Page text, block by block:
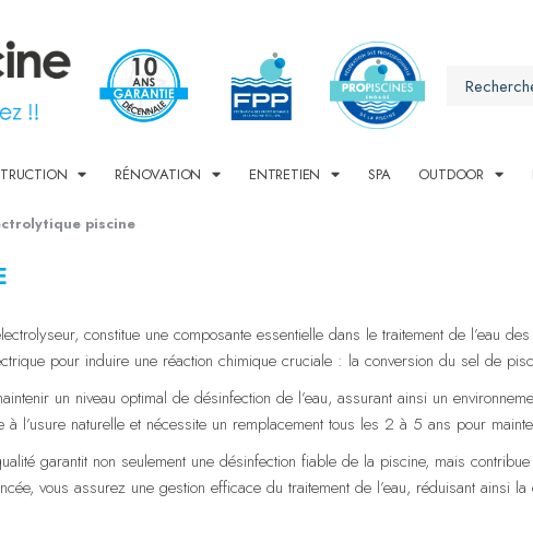
RÉNOVATION ENTRETIEN SPA OUTDOOR
piscine
constitue une composante essentielle dans le traitement de l’eau
pour induire une réaction chimique cruciale : la conversion du sel de
un niveau optimal de désinfection de l’eau, assurant ainsi un
à l’usure naturelle et nécessite un remplacement tous les 2 à 5 ans pour
garantit non seulement une désinfection fiable de la piscine, mais
vous assurez une gestion efficace du traitement de l’eau, réduisant ainsi